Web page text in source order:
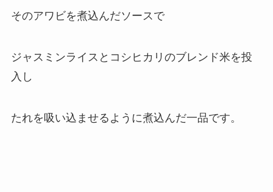
そのアワビを煮込んだソースで
ジャスミンライスとコシヒカリのブレンド米を投
入し
たれを吸い込ませるように煮込んだ一品です。